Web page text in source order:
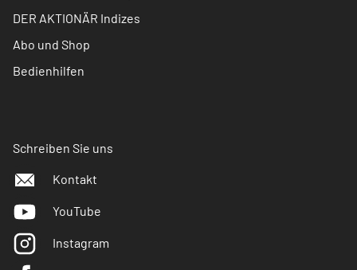
DER AKTIONÄR Indizes
Abo und Shop
Bedienhilfen
Schreiben Sie uns
Kontakt
YouTube
Instagram